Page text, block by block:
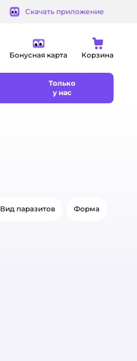
Скачать приложение
Бонусная карта Корзина
Только
у нас
Вид паразитов Форма